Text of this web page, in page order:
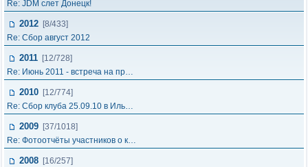
Re: JDM слет Донецк!
2012 [8/433]
Re: Сбор август 2012
2011 [12/728]
Re: Июнь 2011 - встреча на пр…
2010 [12/774]
Re: Сбор клуба 25.09.10 в Иль…
2009 [37/1018]
Re: Фотоотчёты участников о к…
2008 [16/257]